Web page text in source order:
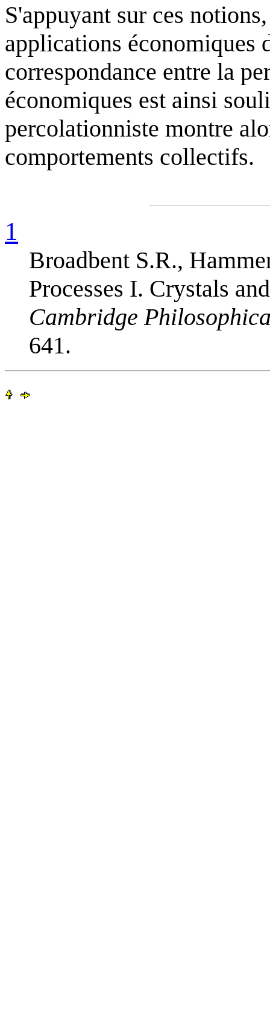
S'appuyant sur ces
applications économiques
correspondance entre la
économiques est ainsi
percolationniste montre
comportements collectifs.
1
Broadbent S.R.,
Processes I. Crystals
Cambridge
641.